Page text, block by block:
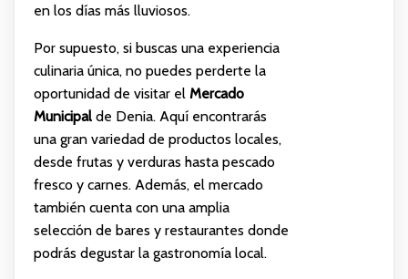
en los días más lluviosos.
Por supuesto, si buscas una experiencia
culinaria única, no puedes perderte la
oportunidad de visitar el Mercado
Municipalde Denia. Aquí encontrarás
una gran variedad de productos locales,
desde frutas y verduras hasta pescado
fresco y carnes. Además, el mercado
también cuenta con una amplia
selección de bares y restaurantes donde
podrás degustar la gastronomía local.